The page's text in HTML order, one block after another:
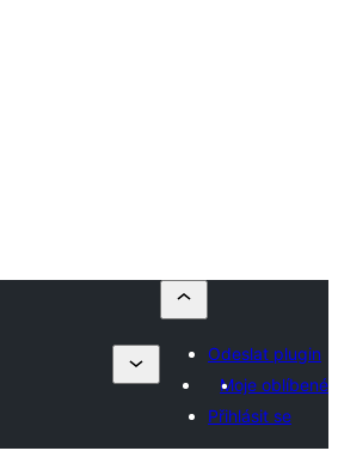
Odeslat plugin
Moje oblíbené
Přihlásit se